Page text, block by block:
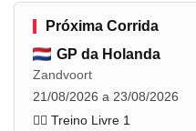
Próxima Corrida
GP da Holanda
Zandvoort
21/08/2026 a 23/08/2026
🏋️‍♂️ Treino Livre 1